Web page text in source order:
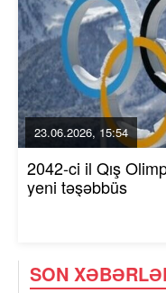
23.06.2026, 15:54
2042-ci il Qış
yeni təşəbbüs
SON